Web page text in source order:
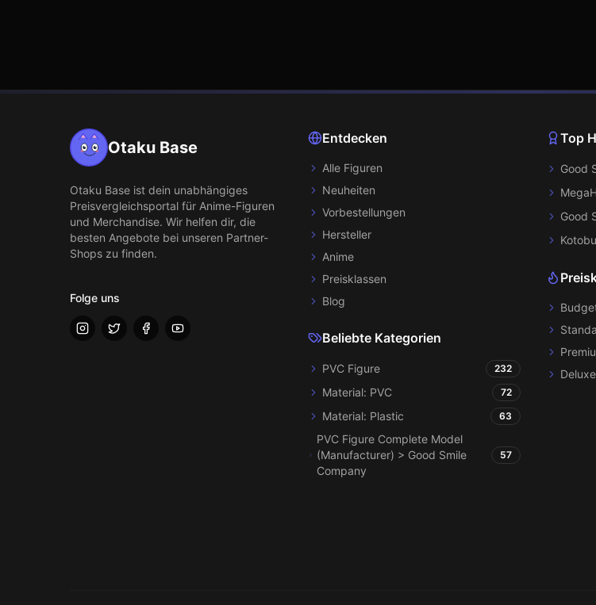
Otaku Base
Otaku Base ist dein unabhängiges
Preisvergleichsportal für Anime-Figuren
und Merchandise. Wir helfen dir, die
besten Angebote bei unseren Partner-
Shops zu finden.
Folge uns
Entdecken
Alle Figuren
Neuheiten
Vorbestellungen
Hersteller
Anime
Preisklassen
Blog
Beliebte Kategorien
PVC Figure 232
Material: PVC 72
Material: Plastic 63
PVC Figure Complete Model
(Manufacturer) > Good Smile
Company
57
Top
Good
Good
Deluxe